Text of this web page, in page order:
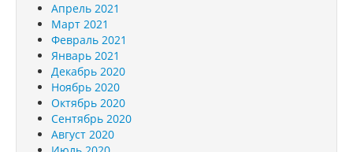
Апрель 2021
Март 2021
Февраль 2021
Январь 2021
Декабрь 2020
Ноябрь 2020
Октябрь 2020
Сентябрь 2020
Август 2020